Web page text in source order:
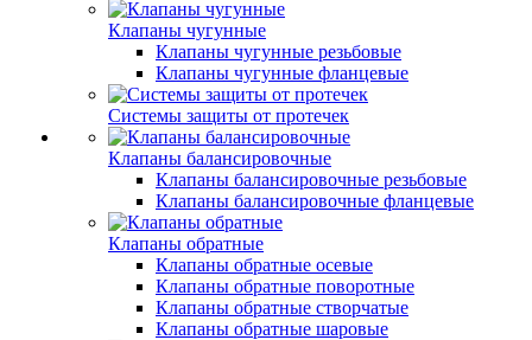
Клапаны чугунные
Клапаны чугунные резьбовые
Клапаны чугунные фланцевые
Системы защиты от протечек
Клапаны балансировочные
Клапаны балансировочные резьбовые
Клапаны балансировочные фланцевые
Клапаны обратные
Клапаны обратные осевые
Клапаны обратные поворотные
Клапаны обратные створчатые
Клапаны обратные шаровые